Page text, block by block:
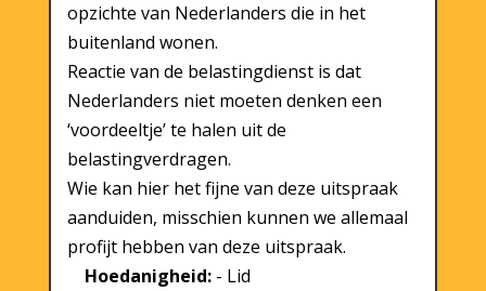
opzichte van Nederlanders die in het
buitenland wonen.
Reactie van de belastingdienst is dat
Nederlanders niet moeten denken een
‘voordeeltje’ te halen uit de
belastingverdragen.
Wie kan hier het fijne van deze uitspraak
aanduiden, misschien kunnen we allemaal
profijt hebben van deze uitspraak.
Hoedanigheid:- Lid